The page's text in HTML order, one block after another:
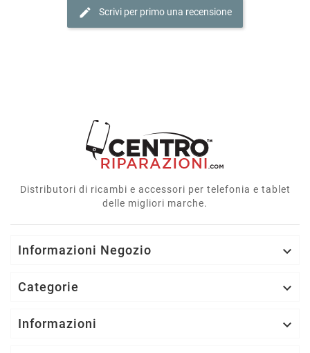
edit Scrivi per primo una recensione
Distributori di ricambi e accessori per telefonia e tablet
delle migliori marche.
Informazioni Negozio 
Categorie 
Informazioni 